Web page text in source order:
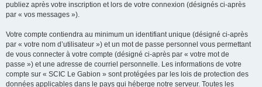
publiez après votre inscription et lors de votre connexion (désignés ci-après
par « vos messages »).
Votre compte contiendra au minimum un identifiant unique (désigné ci-après
par « votre nom d’utilisateur ») et un mot de passe personnel vous permettant
de vous connecter à votre compte (désigné ci-après par « votre mot de
passe ») et une adresse de courriel personnelle. Les informations de votre
compte sur « SCIC Le Gabion » sont protégées par les lois de protection des
données applicables dans le pays qui héberge notre serveur. Toutes les